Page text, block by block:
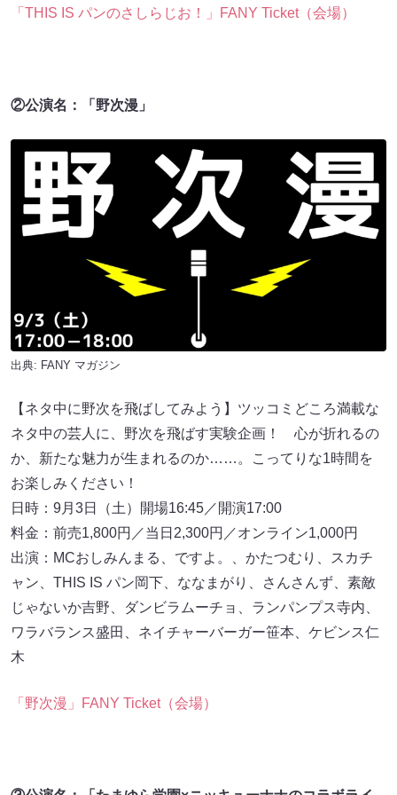
「THIS IS パンのさしらじお！」FANY Ticket（会場）
②公演名：「野次漫」
出典: FANY マガジン
【ネタ中に野次を飛ばしてみよう】ツッコミどころ満載な
ネタ中の芸人に、野次を飛ばす実験企画！ 心が折れるの
か、新たな魅力が生まれるのか……。こってりな1時間を
お楽しみください！
日時：9月3日（土）開場16:45／開演17:00
料金：前売1,800円／当日2,300円／オンライン1,000円
出演：MCおしみんまる、ですよ。、かたつむり、スカチ
ャン、THIS IS パン岡下、ななまがり、さんさんず、素敵
じゃないか吉野、ダンビラムーチョ、ランパンプス寺内、
ワラバランス盛田、ネイチャーバーガー笹本、ケビンス仁
木
「野次漫」FANY Ticket（会場）